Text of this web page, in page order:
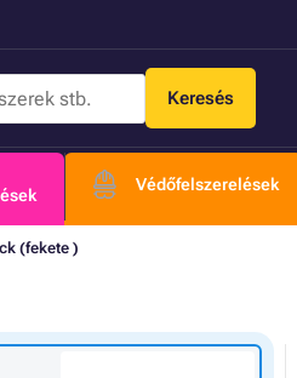
Keresés
Védőfelszerelések
(fekete )